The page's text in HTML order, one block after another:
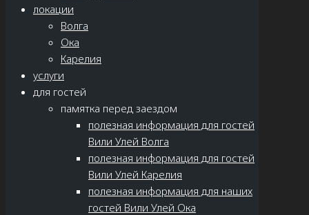
локации
Волга
Ока
Карелия
услуги
для гостей
памятка перед заездом
полезная информация для гостей
Вили Улей Волга
полезная информация для гостей
Вили Улей Карелия
полезная информация для наших
гостей Вили Улей Ока